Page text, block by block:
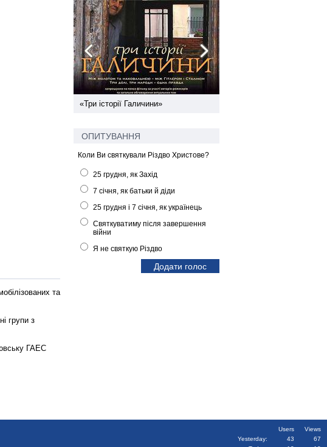
та
групи з
ГАЕС
«Три історії Галичини»
ОПИТУВАННЯ
Коли Ви святкували Різдво Христове?
25 грудня, як Захід
7 січня, як батьки й діди
25 грудня і 7 січня, як українець
Святкуватиму після завершення
війни
Я не святкую Різдво
Users
Views
Yesterday:
43
67